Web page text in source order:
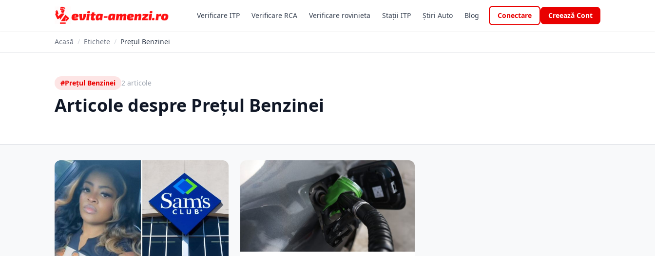
Verificare ITP Verificare RCA Verificare rovinieta Stații ITP Știri Auto Blog Conectare Creează Cont
Acasă / Etichete / Prețul Benzinei
#Prețul Benzinei 2 articole
Articole despre Prețul Benzinei